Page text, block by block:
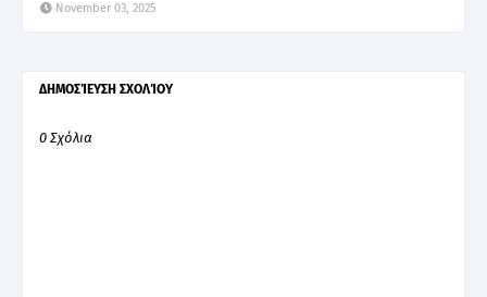
November 03, 2025
ΔΗΜΟΣΊΕΥΣΗ ΣΧΟΛΊΟΥ
0 Σχόλια